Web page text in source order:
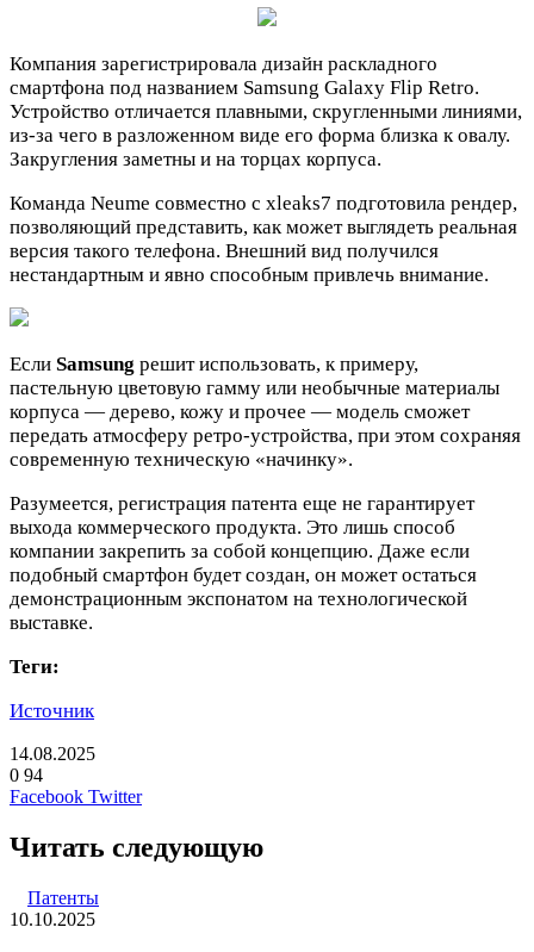
Компания зарегистрировала дизайн раскладного
смартфона под названием Samsung Galaxy Flip Retro.
Устройство отличается плавными, скругленными линиями,
из-за чего в разложенном виде его форма близка к овалу.
Закругления заметны и на торцах корпуса.
Команда Neume совместно с xleaks7 подготовила рендер,
позволяющий представить, как может выглядеть реальная
версия такого телефона. Внешний вид получился
нестандартным и явно способным привлечь внимание.
Если Samsung решит использовать, к примеру,
пастельную цветовую гамму или необычные материалы
корпуса — дерево, кожу и прочее — модель сможет
передать атмосферу ретро-устройства, при этом сохраняя
современную техническую «начинку».
Разумеется, регистрация патента еще не гарантирует
выхода коммерческого продукта. Это лишь способ
компании закрепить за собой концепцию. Даже если
подобный смартфон будет создан, он может остаться
демонстрационным экспонатом на технологической
выставке.
Теги:
Источник
14.08.2025
0 94
Facebook TwitterLinkedIn
Pinterest
Вконтакте
Одноклассники
Skype
WhatsApp
Telegram
Viber
Читать следующую
Патенты
10.10.2025